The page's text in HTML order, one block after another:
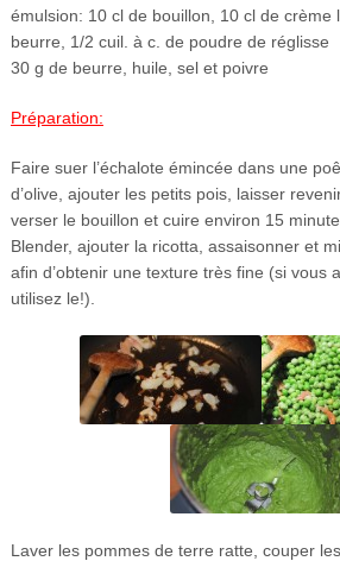
émulsion: 10 cl de bouillon, 10 cl de crème
beurre, 1/2 cuil. à c. de poudre de réglisse
30 g de beurre, huile, sel et poivre
Préparation:
Faire suer l’échalote émincée dans une
d’olive, ajouter les petits pois, laisser
verser le bouillon et cuire environ 15
Blender, ajouter la ricotta, assaisonner et
afin d’obtenir une texture très fine (si vous
utilisez le!).
Laver les pommes de terre ratte, couper